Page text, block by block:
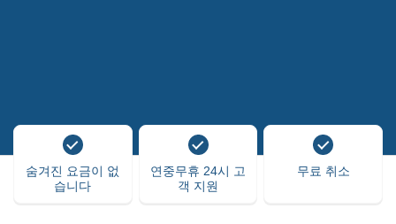
숨겨진 요금이 없
습니다
연중무휴 24시 고
객 지원
무료 취소